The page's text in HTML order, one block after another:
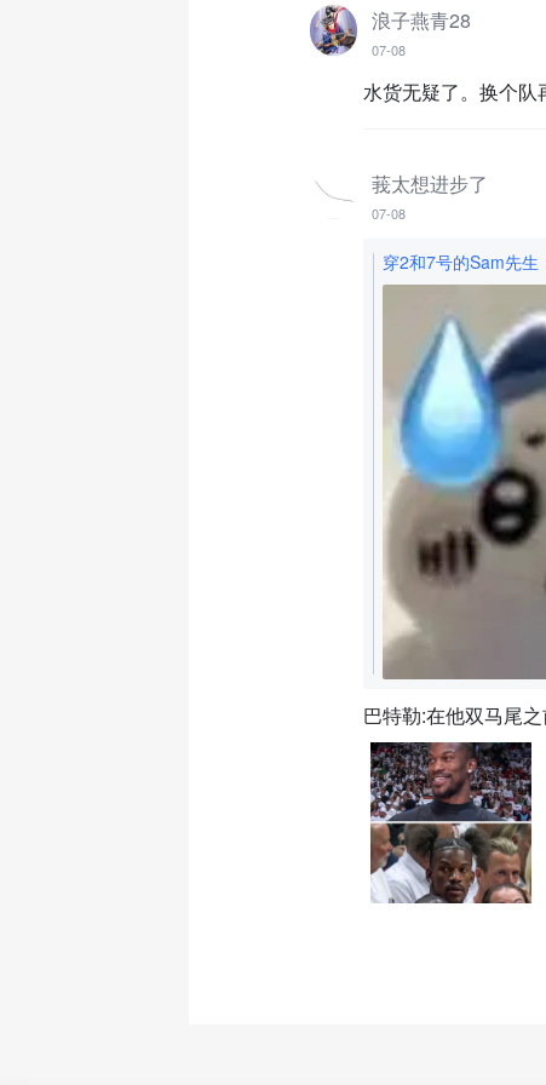
浪子燕青28
07-08
水货无疑了。换个队
莪太想进步了
07-08
穿2和7号的Sam先生
巴特勒:在他双马尾